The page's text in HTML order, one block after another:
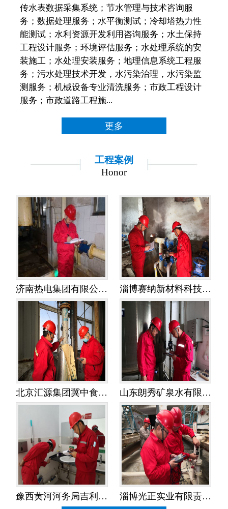
传水表数据采集系统；节水管理与技术咨询服
务；数据处理服务；水平衡测试；冷却塔热力性
能测试；水利资源开发利用咨询服务；水土保持
工程设计服务；环境评估服务；水处理系统的安
装施工；水处理安装服务；地理信息系统工程服
务；污水处理技术开发，水污染治理，水污染监
测服务；机械设备专业清洗服务；市政工程设计
服务；市政道路工程施...
更多
工程案例
Honor
济南热电集团有限公司金鸡岭热电分公司——水平衡测试 淄博赛纳新材料科技有限公司——水平衡测试
北京汇源集团冀中食品饮料有限公司——水平衡测试 山东朗秀矿泉水有限公司——水平衡测试
豫西黄河河务局吉利黄河河务局——水平衡测试
淄博光正实业有限责任公司——水平衡测试